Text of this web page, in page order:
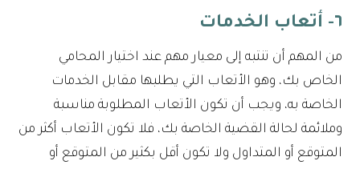
٦- أتعاب الخدمات
من المهم أن تنتبه إلى معيار مهم عند اختيار المحامي
الخاص بك، وهو الأتعاب التي يطلبها مقابل الخدمات
الخاصة به، ويجب أن تكون الأتعاب المطلوبة مناسبة
وملائمة لحالة القضية الخاصة بك، فلا تكون الأتعاب أكثر من
المتوقع أو المتداول ولا تكون أقل بكثير من المتوقع أو